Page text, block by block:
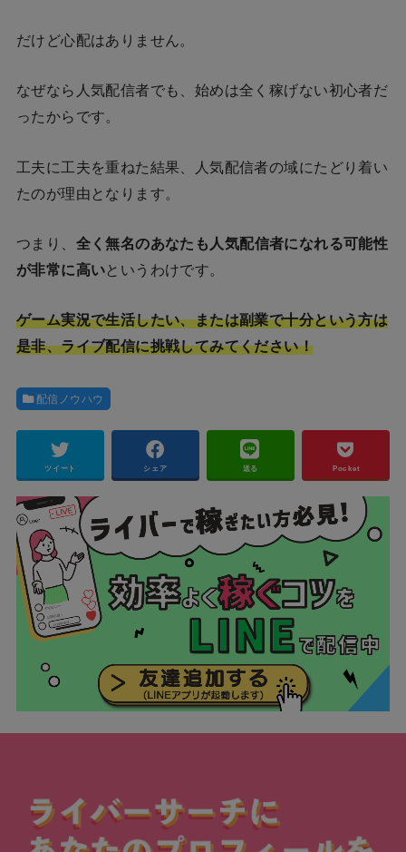
だけど心配はありません。
なぜなら人気配信者でも、始めは全く稼げない初心者だ
ったからです。
工夫に工夫を重ねた結果、人気配信者の域にたどり着い
たのが理由となります。
つまり、 全く無名のあなたも人気配信者になれる可能性
が非常に高いというわけです。
ゲーム実況で生活したい、または副業で十分という方は
是非、ライブ配信に挑戦してみてください！
配信ノウハウ
ツイート シェア 送る Pocket